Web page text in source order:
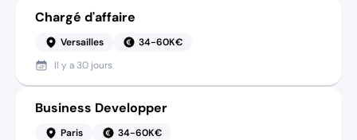
Chargé d'affaire
Versailles
34-60K€
Il y a 30 jours
Business Developper
Paris
34-60K€